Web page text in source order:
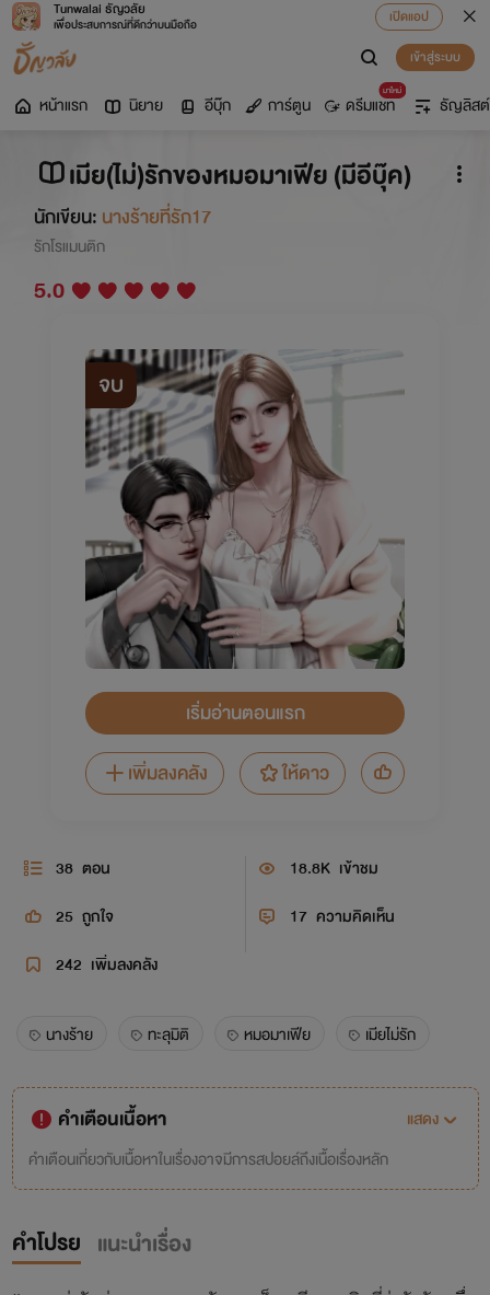
Tunwalai ธัญวลัย
เพื่อประสบการณ์ที่ดีกว่าบนมือถือ
เปิดแอป
เข้าสู่ระบบ
หน้าแรก นิยาย อีบุ๊ก การ์ตูน
มาใหม่
ดรีมแชท ธัญลิสต์
เมีย(ไม่)รักของหมอมาเฟีย (มีอีบุ๊ค)
นักเขียน: นางร้ายที่รัก17
รักโรแมนติก
5.0
จบ
เริ่มอ่านตอนแรก
เพิ่มลงคลัง
ให้ดาว
38 ตอน 18.8K เข้าชม
25 ถูกใจ 17 ความคิดเห็น
242 เพิ่มลงคลัง
นางร้าย ทะลุมิติ หมอมาเฟีย เมียไม่รัก
คำเตือนเนื้อหา
แสดง
คำเตือนเกี่ยวกับเนื้อหาในเรื่องอาจมีการสปอยล์ถึงเนื้อเรื่องหลัก
คำโปรย แนะนำเรื่อง